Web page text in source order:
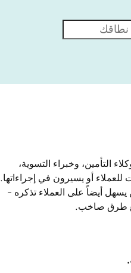
التأمين، وخبراء التسوية،
أو يسيرون في إجراءاتها.
أيضاً على العملاء تذكره –
طرق صاخب.